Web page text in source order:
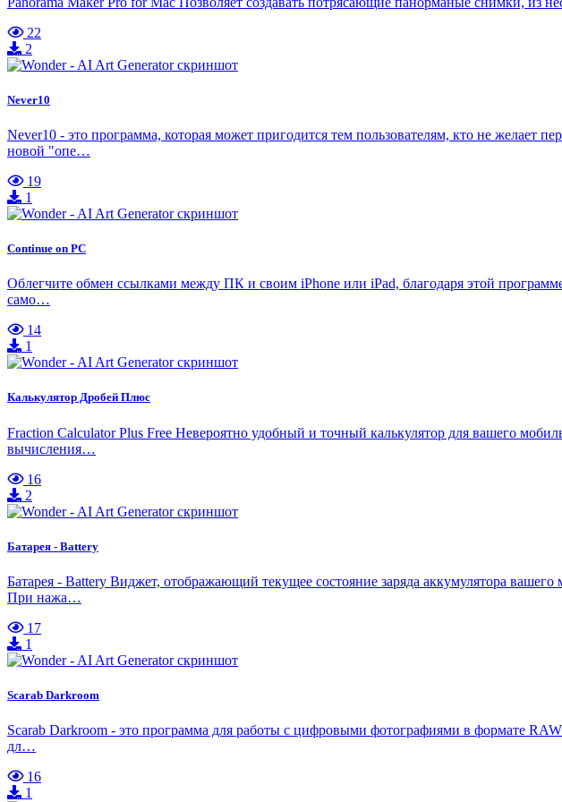
22
2
Never10
Never10 - это программа, которая может пригодится тем пользователям, кто не желает
новой "опе…
19
1
Continue on PC
Облегчите обмен ссылками между ПК и своим iPhone или iPad, благодаря этой
само…
14
1
Калькулятор Дробей Плюс
Fraction Calculator Plus Free Невероятно удобный и точный калькулятор для вашего
вычисления…
16
2
Батарея - Battery
Батарея - Battery Виджет, отображающий текущее состояние заряда аккумулятора
При нажа…
17
1
Scarab Darkroom
Scarab Darkroom - это программа для работы с цифровыми фотографиями в формате
дл…
16
1